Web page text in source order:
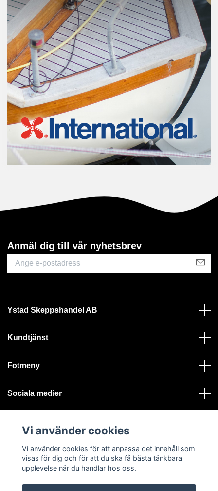
Anmäl dig till vår nyhetsbrev
Ystad Skeppshandel AB
Kundtjänst
Fotmeny
Sociala medier
© 2026 Ystad Skeppshandel - Alla rättigheter reserverade
Vi använder cookies
Vi använder cookies för att anpassa det innehåll som
visas för dig och för att du ska få bästa tänkbara
upplevelse när du handlar hos oss.